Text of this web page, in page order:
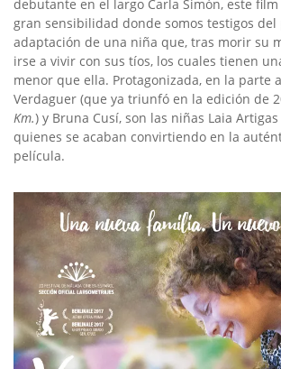
debutante en el largo Carla Simón, este
gran sensibilidad donde somos testigos del
adaptación de una niña que, tras morir su
irse a vivir con sus tíos, los cuales tienen
menor que ella. Protagonizada, en la parte
Verdaguer (que ya triunfó en la edición de
Km.) y Bruna Cusí, son las niñas Laia Artigas
quienes se acaban convirtiendo en la
película.